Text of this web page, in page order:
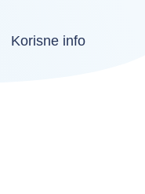
Korisne info